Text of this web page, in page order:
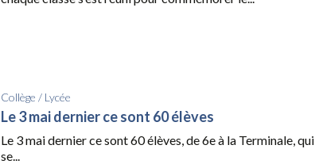
Collège / Lycée
Le 3 mai dernier ce sont 60 élèves
Le 3 mai dernier ce sont 60 élèves, de 6e à la Terminale, qui
se...